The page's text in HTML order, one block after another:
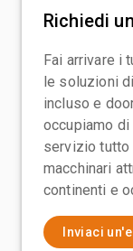
Richiedi
Fai arrivare i
le soluzioni
incluso e
occupiamo
servizio tutto
macchinari
continenti e
Inviaci